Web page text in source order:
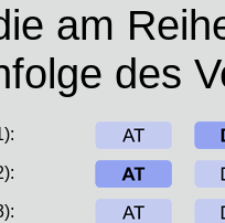
am
des